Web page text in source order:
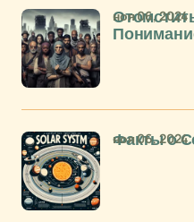
ноя 06, 2024
Факты о
ноя 06, 2024